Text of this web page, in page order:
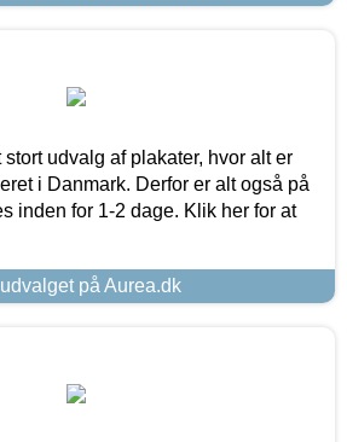
udvalg af plakater, hvor alt er
i Danmark. Derfor er alt også på
inden for 1-2 dage. Klik her for at
på Aurea.dk